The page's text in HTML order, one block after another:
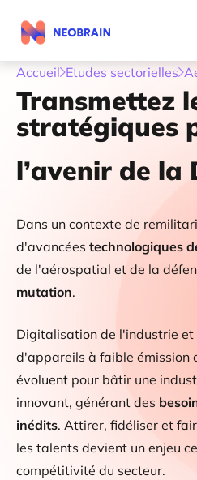
Accueil Etudes sectorielles
Transmettez
stratégiques
l’avenir de la
Dans un contexte de
d'avancées technologiques
de l'aérospatial et de la
mutation.
Digitalisation de l'industrie
d'appareils à faible émission
évoluent pour bâtir une
innovant, générant des
inédits. Attirer, fidéliser et
les talents devient un enjeu
compétitivité du secteur.